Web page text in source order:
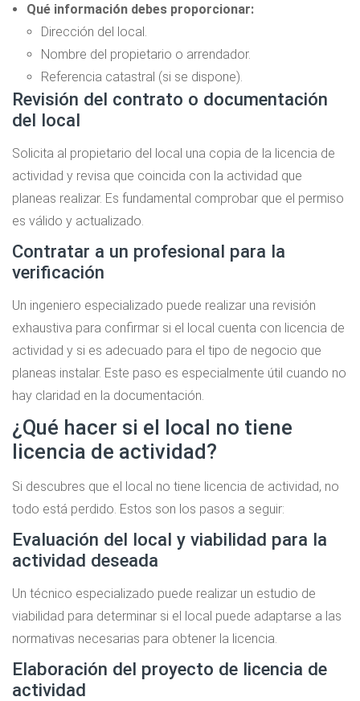
Qué información debes proporcionar:
Dirección del local.
Nombre del propietario o arrendador.
Referencia catastral (si se dispone).
Revisión del contrato o documentación
del local
Solicita al propietario del local una copia de la licencia de
actividad y revisa que coincida con la actividad que
planeas realizar. Es fundamental comprobar que el permiso
es válido y actualizado.
Contratar a un profesional para la
verificación
Un ingeniero especializado puede realizar una revisión
exhaustiva para confirmar si el local cuenta con licencia de
actividad y si es adecuado para el tipo de negocio que
planeas instalar. Este paso es especialmente útil cuando no
hay claridad en la documentación.
¿Qué hacer si el local no tiene
licencia de actividad?
Si descubres que el local no tiene licencia de actividad, no
todo está perdido. Estos son los pasos a seguir:
Evaluación del local y viabilidad para la
actividad deseada
Un técnico especializado puede realizar un estudio de
viabilidad para determinar si el local puede adaptarse a las
normativas necesarias para obtener la licencia.
Elaboración del proyecto de licencia de
actividad